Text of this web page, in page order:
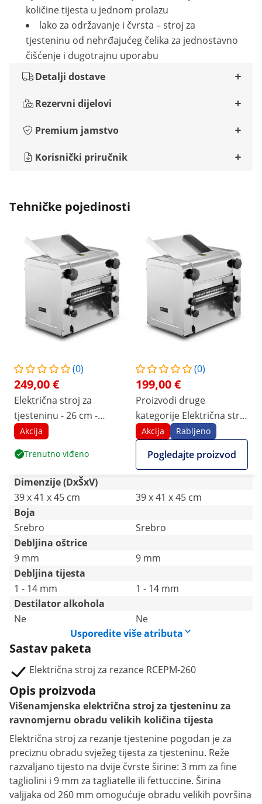
količine tijesta u jednom prolazu
lako za održavanje i čvrsta – stroj za
tjesteninu od nehrđajućeg čelika za jednostavno
čišćenje i dugotrajnu uporabu
Detalji dostave
Rezervni dijelovi
Premium jamstvo
Korisnički priručnik
Tehničke pojedinosti
(0)
249,00 €
Električna stroj za
tjesteninu - 26 cm -
debljina tijesta od 1 do
Akcija
Trenutno viđeno
(0)
199,00 €
Proizvodi druge
kategorije Električna stroj
za tjesteninu - 26 cm -
debljina tijesta od 1 do
14 mm - Royal Catering
Akcija Rabljeno
Pogledajte proizvod
Dimenzije (DxŠxV)
39 x 41 x 45 cm
39 x 41 x 45 cm
Boja
Srebro
Srebro
Debljina oštrice
9 mm
9 mm
Debljina tijesta
1 - 14 mm
1 - 14 mm
Destilator alkohola
Ne
Ne
Usporedite više atributa
Sastav paketa
Električna stroj za rezance RCEPM-260
Opis proizvoda
Višenamjenska električna stroj za tjesteninu za
ravnomjernu obradu velikih količina tijesta
Električna stroj za rezanje tjestenine pogodan je za
preciznu obradu svježeg tijesta za tjesteninu. Reže
razvaljano tijesto na dvije čvrste širine: 3 mm za fine
tagliolini i 9 mm za tagliatelle ili fettuccine. Širina
valjjaka od 260 mm omogućuje obradu velikih površina